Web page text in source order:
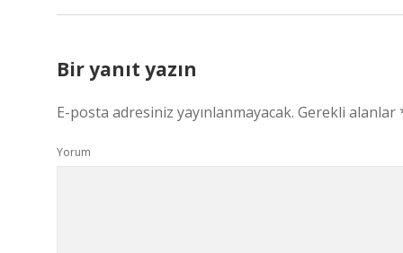
Bir yanıt yazın
E-posta adresiniz yayınlanmayacak. Gerekli alanlar
Yorum